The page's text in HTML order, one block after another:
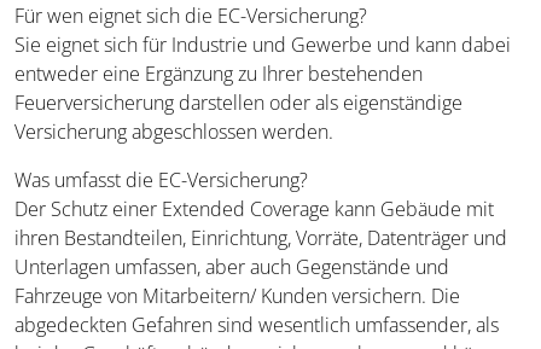
Für wen eignet sich die EC-Versicherung?
Sie eignet sich für Industrie und Gewerbe und kann dabei
entweder eine Ergänzung zu Ihrer bestehenden
Feuerversicherung darstellen oder als eigenständige
Versicherung abgeschlossen werden.
Was umfasst die EC-Versicherung?
Der Schutz einer Extended Coverage kann Gebäude mit
ihren Bestandteilen, Einrichtung, Vorräte, Datenträger und
Unterlagen umfassen, aber auch Gegenstände und
Fahrzeuge von Mitarbeitern/ Kunden versichern. Die
abgedeckten Gefahren sind wesentlich umfassender, als